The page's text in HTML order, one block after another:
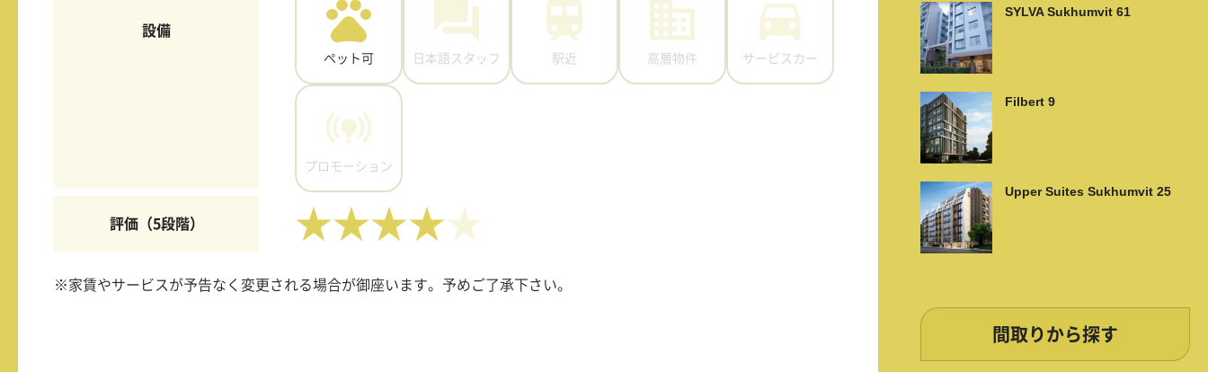
設備
ペット可 日本語スタッフ 駅近 高層物件 サービスカー
プロモーション
評価（5段階） ★★★★
※家賃やサービスが予告なく変更される場合が御座います。予めご了承下さい。
SYLVA Sukhumvit 61
Filbert 9
Upper Suites Sukhumvit 25
間取りから探す